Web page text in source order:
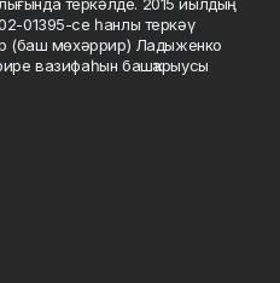
01395-се һанлы теркәү
(баш мөхәррир) Ладыженко
вазифаһын башҡарыусы